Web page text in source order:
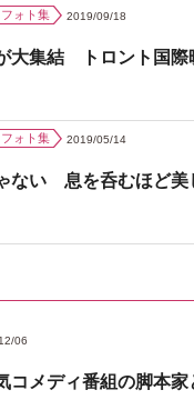
フォト集 2019/09/18
大集結 トロント国際
フォト集 2019/05/14
ない 息を呑むほど美
06
コメディ番組の脚本